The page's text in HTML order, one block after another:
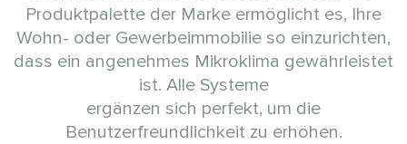
Produktpalette der Marke ermöglicht es, Ihre
Wohn- oder Gewerbeimmobilie so einzurichten,
dass ein angenehmes Mikroklima gewährleistet
ist. Alle Systeme
ergänzen sich perfekt, um die
Benutzerfreundlichkeit zu erhöhen.